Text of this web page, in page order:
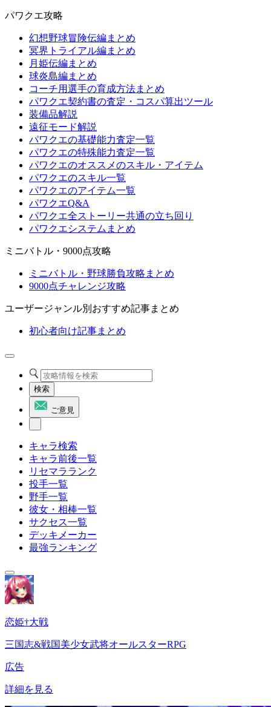
パワクエ攻略
幻想野球冒険伝編まとめ
冥界トライアル編まとめ
月姫伝編まとめ
球炎島編まとめ
コーチ用選手の育成方法まとめ
パワクエ契約書の査定・コスパ算出ツール
装備品解説
遠征モード解説
パワクエの基礎能力査定一覧
パワクエの特殊能力査定一覧
パワクエのオススメのスキル・アイテム
パワクエのスキル一覧
パワクエのアイテム一覧
パワクエQ&A
パワクエ全ストーリー共通の立ち回り
パワクエシステムまとめ
ミニバトル・9000点攻略
ミニバトル・野球勝負攻略まとめ
9000点チャレンジ攻略
ユーザージャンル別おすすめ記事まとめ
初心者向け記事まとめ
検索
ご意見
キャラ検索
キャラ前後一覧
リセマラランク
投手一覧
野手一覧
彼女・相棒一覧
サクセス一覧
デッキメーカー
最強ランキング
恋姫†大戦
三国志&戦国美少女武将オールスターRPG
広告
詳細を見る